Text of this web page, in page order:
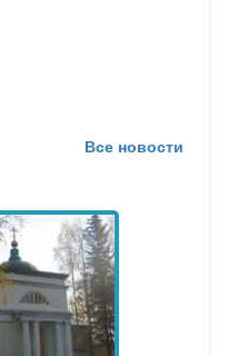
Все новости